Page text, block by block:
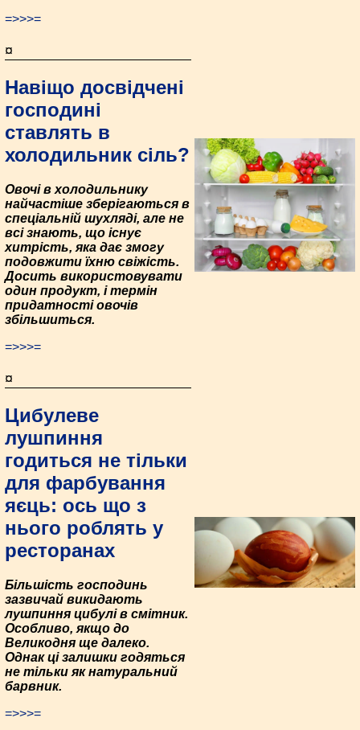
=>>>=
¤
Навіщо досвідчені
господині
ставлять в
холодильник сіль?
Овочі в холодильнику
найчастіше зберігаються в
спеціальній шухляді, але не
всі знають, що існує
хитрість, яка дає змогу
подовжити їхню свіжість.
Досить використовувати
один продукт, і термін
придатності овочів
збільшиться.
=>>>=
¤
Цибулеве
лушпиння
годиться не тільки
для фарбування
яєць: ось що з
нього роблять у
ресторанах
Більшість господинь
зазвичай викидають
лушпиння цибулі в смітник.
Особливо, якщо до
Великодня ще далеко.
Однак ці залишки годяться
не тільки як натуральний
барвник.
=>>>=